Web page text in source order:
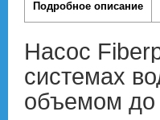
Подробное описание
Насос
системах
объемом до